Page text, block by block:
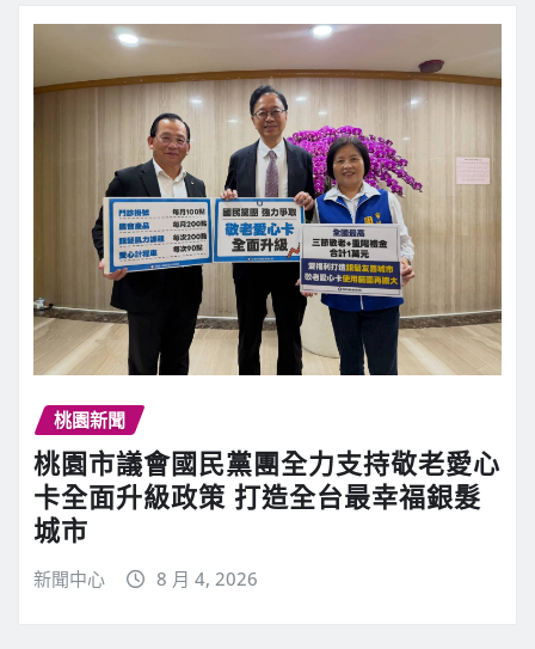
桃園新聞
桃園市議會國民黨團全力支持敬老愛心
卡全面升級政策 打造全台最幸福銀髮
城市
新聞中心 8 月 4, 2026